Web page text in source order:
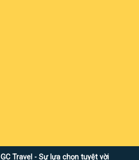
GC Travel - Sự lựa chọn tuyệt vời